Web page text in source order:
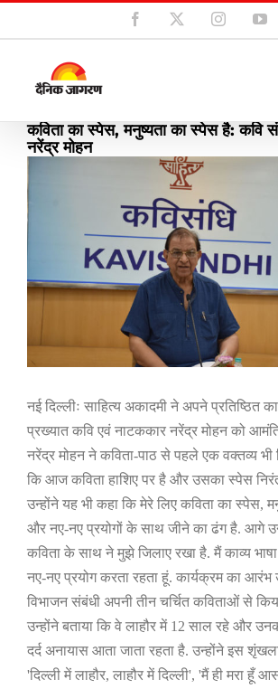
Skip
to
Facebook Instagram
कविता का स्पेस, मनुष्यता का स्पेस है: कवि
नरेंद्र मोहन
Larger
Image
नई दिल्लीः साहित्य अकादमी ने अपने प्रतिष्ठित
प्रख्यात कवि एवं नाटककार नरेंद्र मोहन को
नरेंद्र मोहन ने कविता-पाठ से पहले एक वक्तव्य भी
कि आज कविता हाशिए पर है और उसका स्पेस
उन्होंने यह भी कहा कि मेरे लिए कविता का स्पेस,
और नए-नए प्रयोगों के साथ जीने का ढंग है. आगे
कविता के साथ ने मुझे जिलाए रखा है. मैं काव्य
नए-नए प्रयोग करता रहता हूं. कार्यक्रम का आरंभ
विभाजन संबंधी अपनी तीन चर्चित कविताओं से
उन्होंने बताया कि वे लाहौर में 12 साल रहे और
दर्द अनायास आता जाता रहता है. उन्होंने इस
'दिल्ली में लाहौर, लाहौर में दिल्ली', 'मैं ही मरा हूँ